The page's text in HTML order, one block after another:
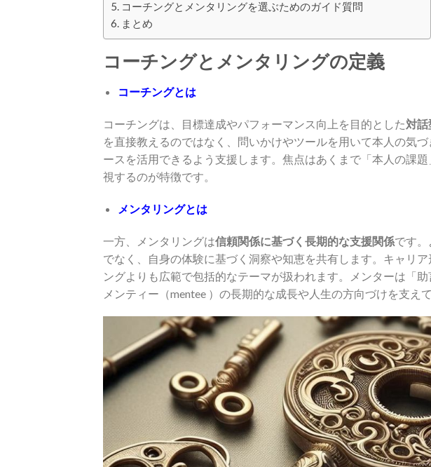
コーチングとメンタリングを選ぶためのガイド質問
まとめ
コーチングとメンタリングの定義
コーチングとは
コーチングは、目標達成やパフォーマンス向上を目的とした対話
を直接教えるのではなく、問いかけやツールを用いて本人の気
ースを活用できるよう支援します。焦点はあくまで「本人の課
視するのが特徴です。
メンタリングとは
一方、メンタリングは信頼関係に基づく長期的な支援関係です
でなく、自身の体験に基づく洞察や知恵を共有します。キャリア
ングよりも広範で包括的なテーマが扱われます。メンターは「
メンティー（mentee ）の長期的な成長や人生の方向づけを支えて